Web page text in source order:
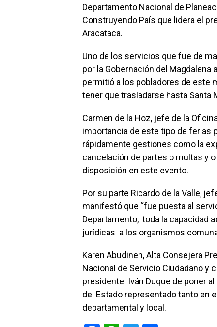
Departamento Nacional de
Construyendo País que lidera el
Aracataca.
Uno de los servicios que fue de
por la Gobernación del Magdalena
permitió a los pobladores de este
tener que trasladarse hasta Santa
Carmen de la Hoz, jefe de la
importancia de este tipo de ferias
rápidamente gestiones como la
cancelación de partes o multas y
disposición en este evento.
Por su parte Ricardo de la Valle,
manifestó que “fue puesta al
Departamento, toda la capacidad
jurídicas a los organismos
Karen Abudinen, Alta Consejera
Nacional de Servicio Ciudadano y
presidente Iván Duque de poner
del Estado representado tanto en
departamental y local.